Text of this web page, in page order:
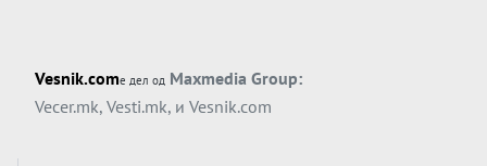
Вечер тема
ДЛАБОКО УДОЛУ: Сметководствените
Vesnik.comе дел од Maxmedia Group:
Vecer.mk, Vesti.mk, и Vesnik.com